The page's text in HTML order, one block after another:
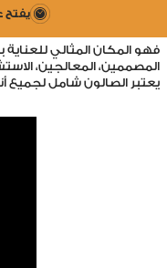
يفتح عندصالون سيسترز بيوتي لاونج
والرموش وعلاجات الوجه
فهو المكان المثالي
المصممين، المعالجين،
يعتبر الصالون شامل لجميع